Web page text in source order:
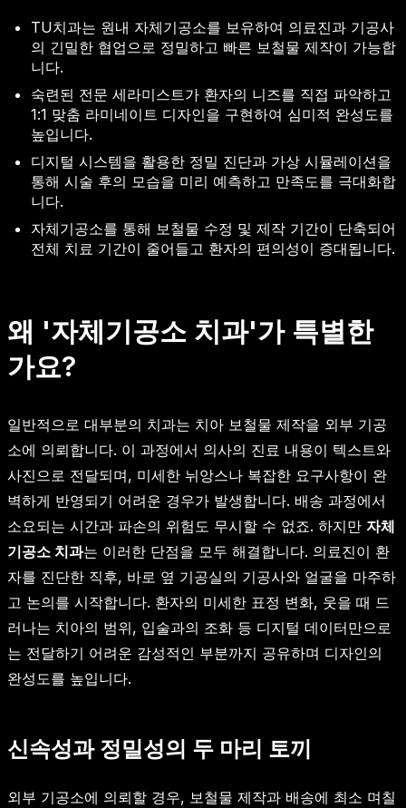
TU치과는 원내 자체기공소를 보유하여 의료진과 기공사
의 긴밀한 협업으로 정밀하고 빠른 보철물 제작이 가능합
니다.
숙련된 전문 세라미스트가 환자의 니즈를 직접 파악하고
1:1 맞춤 라미네이트 디자인을 구현하여 심미적 완성도를
높입니다.
디지털 시스템을 활용한 정밀 진단과 가상 시뮬레이션을
통해 시술 후의 모습을 미리 예측하고 만족도를 극대화합
니다.
자체기공소를 통해 보철물 수정 및 제작 기간이 단축되어
전체 치료 기간이 줄어들고 환자의 편의성이 증대됩니다.
왜 '자체기공소 치과'가 특별한
가요?
일반적으로 대부분의 치과는 치아 보철물 제작을 외부 기공
소에 의뢰합니다. 이 과정에서 의사의 진료 내용이 텍스트와
사진으로 전달되며, 미세한 뉘앙스나 복잡한 요구사항이 완
벽하게 반영되기 어려운 경우가 발생합니다. 배송 과정에서
소요되는 시간과 파손의 위험도 무시할 수 없죠. 하지만 자체
기공소 치과는 이러한 단점을 모두 해결합니다. 의료진이 환
자를 진단한 직후, 바로 옆 기공실의 기공사와 얼굴을 마주하
고 논의를 시작합니다. 환자의 미세한 표정 변화, 웃을 때 드
러나는 치아의 범위, 입술과의 조화 등 디지털 데이터만으로
는 전달하기 어려운 감성적인 부분까지 공유하며 디자인의
완성도를 높입니다.
신속성과 정밀성의 두 마리 토끼
외부 기공소에 의뢰할 경우, 보철물 제작과 배송에 최소 며칠